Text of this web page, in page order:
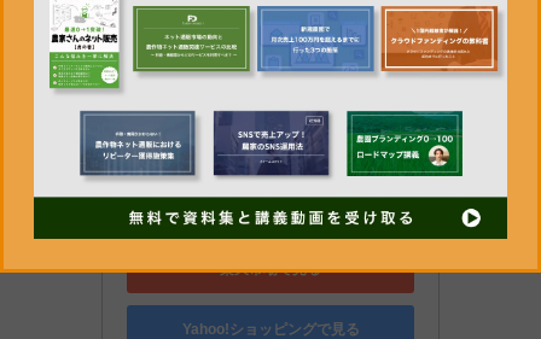
skycabin 鳥追い 鳥よけ・防鳥ホ
ログラムテープ 3Dホログラフィ
ック効果 害鳥を寄せつけない 粘
着面無し4.8cm × 45m
NH9 BIRD TAPE
Amazonで見る
楽天市場で見る
Yahoo!ショッピングで見る